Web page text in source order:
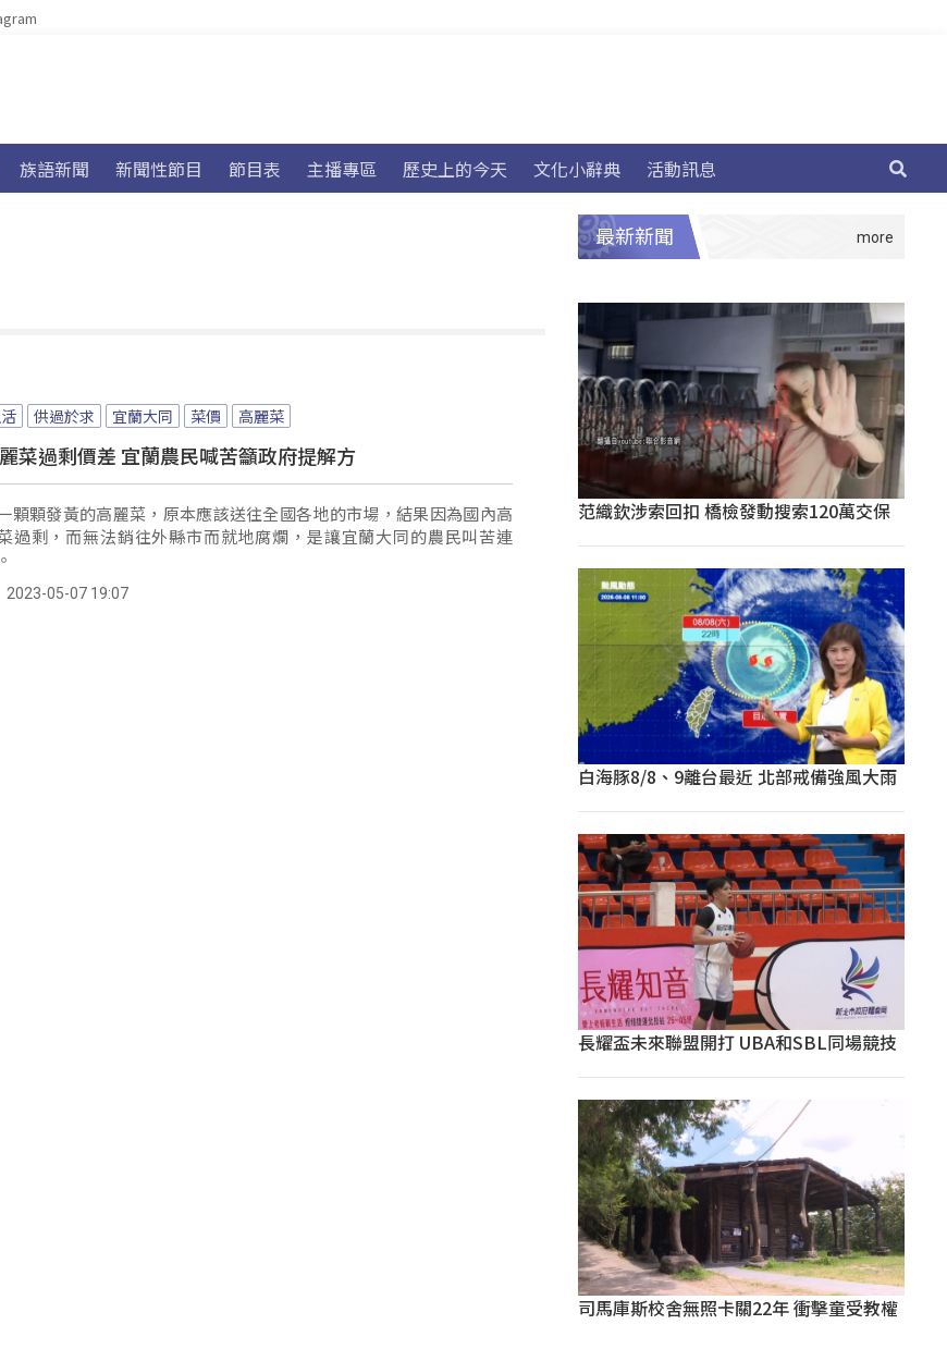
族語新聞 新聞性節目 節目表 主播專區 歷史上的今天 文化小辭典 活動訊息
供過於求 宜蘭大同 菜價 高麗菜
菜過剩價差 宜蘭農民喊苦籲政府提解方
顆顆發黃的高麗菜，原本應該送往全國各地的市場，結果因為國內高
過剩，而無法銷往外縣市而就地腐爛，是讓宜蘭大同的農民叫苦連
2023-05-07 19:07
最新新聞
范織欽涉索回扣 橋檢發動搜索120萬交保
白海豚8/8、9離台最近 北部戒備強風大雨
長耀盃未來聯盟開打 UBA和SBL同場競技
司馬庫斯校舍無照卡關22年 衝擊童受教權